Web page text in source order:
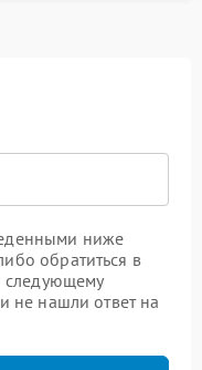
ниже
обратиться в
следующему
не нашли ответ на